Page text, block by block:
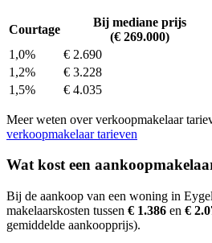
Courtage
Bij mediane prijs
(€ 269.000)
1,0%
€ 2.690
1,2%
€ 3.228
1,5%
€ 4.035
Meer weten over verkoopmakelaar
verkoopmakelaar tarieven
Wat kost een
Bij de aankoop van een woning in
makelaarskosten tussen € 1.386 en €
gemiddelde aankoopprijs).